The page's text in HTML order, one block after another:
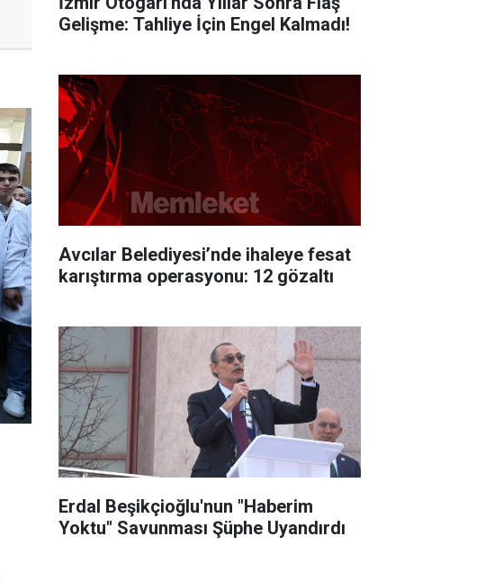
Gelişme: Tahliye İçin Engel Kalmadı!
Avcılar Belediyesi’nde ihaleye fesat
karıştırma operasyonu: 12 gözaltı
Erdal Beşikçioğlu'nun "Haberim
Yoktu" Savunması Şüphe Uyandırdı